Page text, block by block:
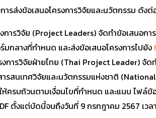
รส่งข้อเสนอโครงการวิจัยและนวัตกรรม ดังต่
งการวิจัย (Project Leaders) จัดทำข้อเสนอ
กลางที่กำหนด และส่งข้อเสนอโครงการไปยัง
งการวิจัยฝ่ายไทย (Thai Project Leader) จัด
รสนเทศวิจัยและนวัตกรรมแห่งชาติ
ครบถ้วนตามเงื่อนไขที่กำหนด และแนบ ไฟล์ข้
ตั้งแต่บัดนี้จนถึงวันที่ 9 กรกฎาคม 2567 เวล